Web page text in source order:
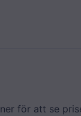
för att se